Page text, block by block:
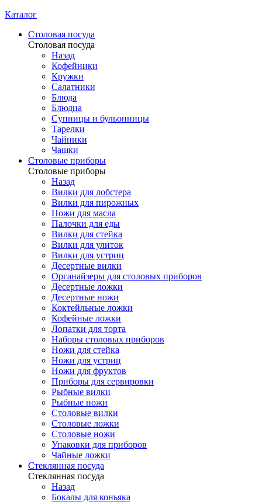
Каталог
Столовая посуда
Столовая посуда
Назад
Кофейники
Кружки
Салатники
Блюда
Блюдца
Супницы и бульонницы
Тарелки
Чайники
Чашки
Cтоловые приборы
Cтоловые приборы
Назад
Вилки для лобстера
Вилки для пирожных
Ножи для масла
Палочки для еды
Вилки для стейка
Вилки для улиток
Вилки для устриц
Десертные вилки
Органайзеры для столовых приборов
Десертные ложки
Десертные ножи
Коктейльные ложки
Кофейные ложки
Лопатки для торта
Наборы столовых приборов
Ножи для стейка
Ножи для устриц
Ножи для фруктов
Приборы для сервировки
Рыбные вилки
Рыбные ножи
Столовые вилки
Столовые ложки
Столовые ножи
Упаковки для приборов
Чайные ложки
Стеклянная посуда
Стеклянная посуда
Назад
Бокалы для коньяка